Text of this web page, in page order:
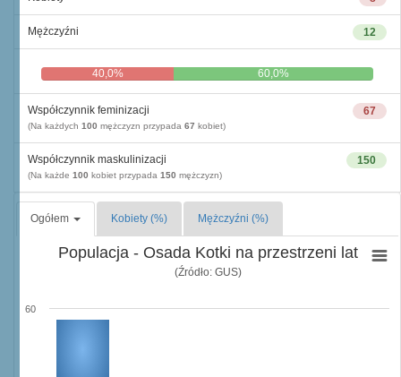
12
Mężczyźni
40,0% 60,0%
67
Współczynnik feminizacji
(Na każdych 100 mężczyzn przypada 67 kobiet)
150
Współczynnik maskulinizacji
(Na każde 100 kobiet przypada 150 mężczyzn)
Ogółem Kobiety (%) Mężczyźni (%)
Populacja - Osada Kotki na przestrzeni lat
(Źródło: GUS)
60